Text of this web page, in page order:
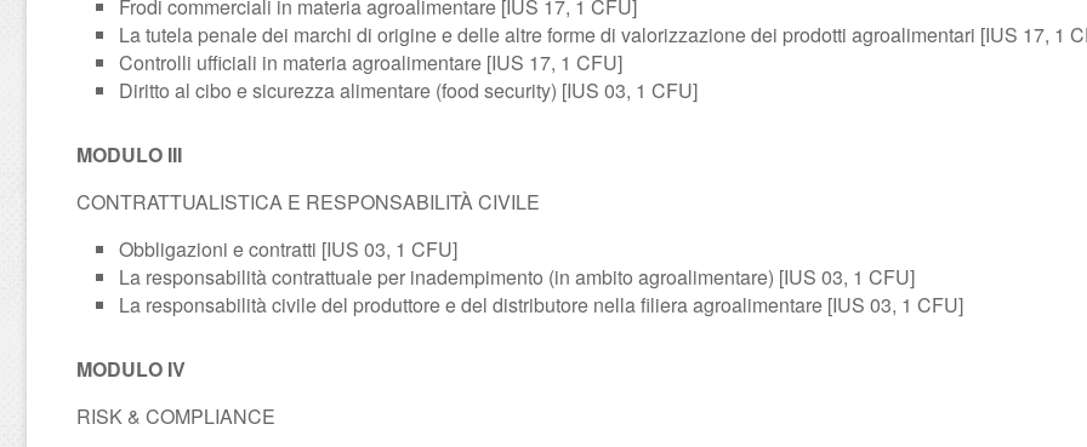
Frodi commerciali in materia agroalimentare [IUS 17, 1 CFU]
La tutela penale dei marchi di origine e delle altre forme di valorizzazione dei prodotti agroalimentari [IUS 17, 1
Controlli ufficiali in materia agroalimentare [IUS 17, 1 CFU]
Diritto al cibo e sicurezza alimentare (food security) [IUS 03, 1 CFU]
MODULO III
CONTRATTUALISTICA E RESPONSABILITÀ CIVILE
Obbligazioni e contratti [IUS 03, 1 CFU]
La responsabilità contrattuale per inadempimento (in ambito agroalimentare) [IUS 03, 1 CFU]
La responsabilità civile del produttore e del distributore nella filiera agroalimentare [IUS 03, 1 CFU]
MODULO IV
RISK & COMPLIANCE